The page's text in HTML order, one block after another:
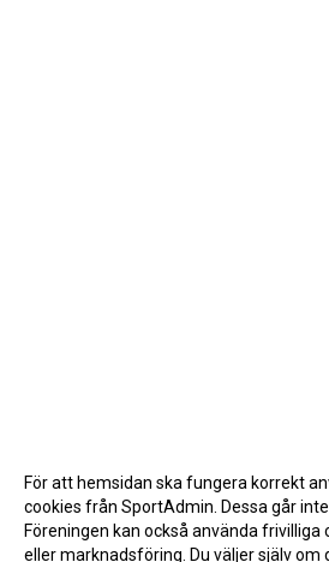
För att hemsidan ska fungera korrekt
cookies från SportAdmin. Dessa går
Föreningen kan också använda
eller marknadsföring. Du väljer själv om